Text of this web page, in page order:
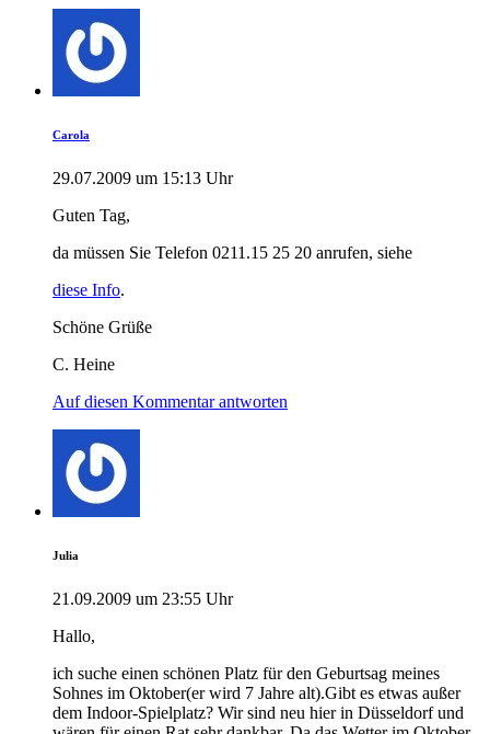
Carola
29.07.2009 um 15:13 Uhr
Guten Tag,
da müssen Sie Telefon 0211.15 25 20 anrufen, siehe
diese Info.
Schöne Grüße
C. Heine
Auf diesen Kommentar antworten
Julia
21.09.2009 um 23:55 Uhr
Hallo,
ich suche einen schönen Platz für den Geburtsag meines
Sohnes im Oktober(er wird 7 Jahre alt).Gibt es etwas außer
dem Indoor-Spielplatz? Wir sind neu hier in Düsseldorf und